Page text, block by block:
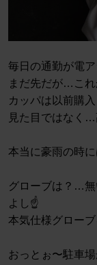
毎日の通勤が電
まだ先だが…これ
カッパは以前購
見た目ではなく
本当に豪雨の時
グローブは？…無
よし☝️
本気仕様グロー
おっとぉ〜駐車